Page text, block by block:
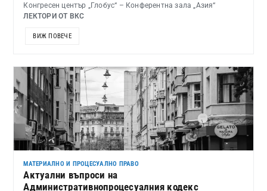
Конгресен център „Глобус“ – Конферентна зала „Азия“
ЛЕКТОРИ ОТ ВКС
ВИЖ ПОВЕЧЕ
МАТЕРИАЛНО И ПРОЦЕСУАЛНО ПРАВО
Актуални въпроси на
Административнопроцесуалния кодекс